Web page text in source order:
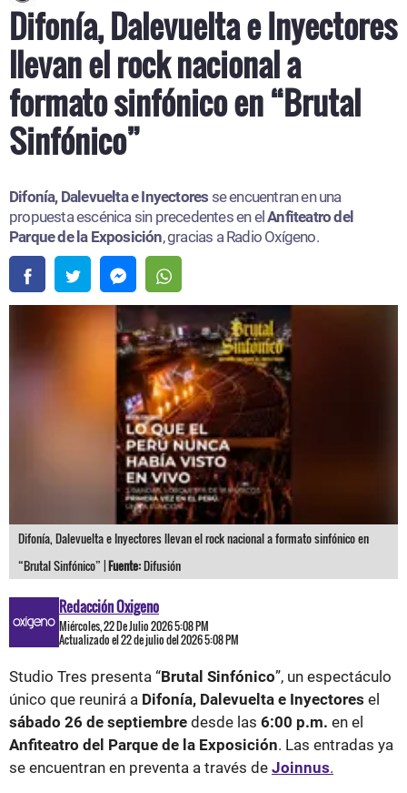
Difonía, Dalevuelta e Inyectores
llevan el rock nacional a
formato sinfónico en “Brutal
Sinfónico”
Difonía, Dalevuelta e Inyectores se encuentran en una
propuesta escénica sin precedentes en elAnfiteatro del
Parque de la Exposición, gracias a Radio Oxígeno.
Difonía, Dalevuelta e Inyectores llevan el rock nacional a formato sinfónico en
“Brutal Sinfónico” |Fuente:Difusión
Redacción Oxigeno
Miércoles, 22 De Julio 2026 5:08 PM
Actualizado el 22 de julio del 2026 5:08 PM
Studio Tres presenta “Brutal Sinfónico”, un espectáculo
único que reunirá a Difonía, Dalevuelta e Inyectores el
sábado 26 de septiembre desde las 6:00 p.m. en el
Anfiteatro del Parque de la Exposición. Las entradas ya
se encuentran en preventa a través de Joinnus.